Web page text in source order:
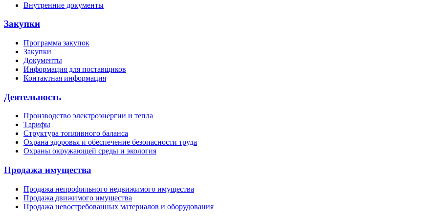
Внутренние документы
Закупки
Программа закупок
Закупки
Документы
Информация для поставщиков
Контактная информация
Деятельность
Производство электроэнергии и тепла
Тарифы
Структура топливного баланса
Охрана здоровья и обеспечение безопасности труда
Охраны окружающей среды и экология
Продажа имущества
Продажа непрофильного недвижимого имущества
Продажа движимого имущества
Продажа невостребованных материалов и оборудования